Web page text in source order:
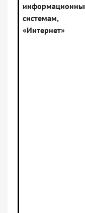
системам,
«Интернет»